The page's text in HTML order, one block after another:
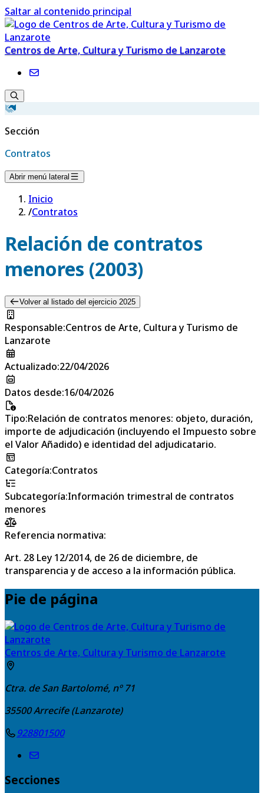
Saltar al contenido principal
Centros de Arte, Cultura y Turismo de Lanzarote
Sección
Contratos
Abrir menú lateral
Inicio
/Contratos
Relación de contratos
menores (2003)
Volver al listado del ejercicio 2025
Responsable:Centros de Arte, Cultura y Turismo de
Lanzarote
Actualizado:22/04/2026
Datos desde:16/04/2026
Tipo:Relación de contratos menores: objeto, duración,
importe de adjudicación (incluyendo el Impuesto sobre
el Valor Añadido) e identidad del adjudicatario.
Categoría:Contratos
Subcategoría:Información trimestral de contratos
menores
Referencia normativa:
Art. 28 Ley 12/2014, de 26 de diciembre, de
transparencia y de acceso a la información pública.
Pie de página
Centros de Arte, Cultura y Turismo de Lanzarote
Ctra. de San Bartolomé, nº 71
35500Arrecife (Lanzarote)
928801500
Secciones